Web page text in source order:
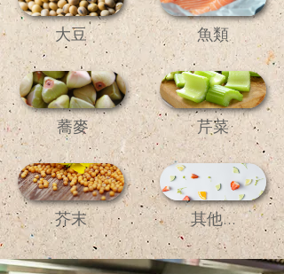
大豆
蕎麥
芥末
魚類
芹菜
其他...